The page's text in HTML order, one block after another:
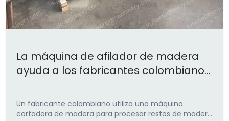
La máquina de afilador de madera
ayuda a los fabricantes colombianos
a hacer cama para animales
Un fabricante colombiano utiliza una máquina
cortadora de madera para procesar restos de madera